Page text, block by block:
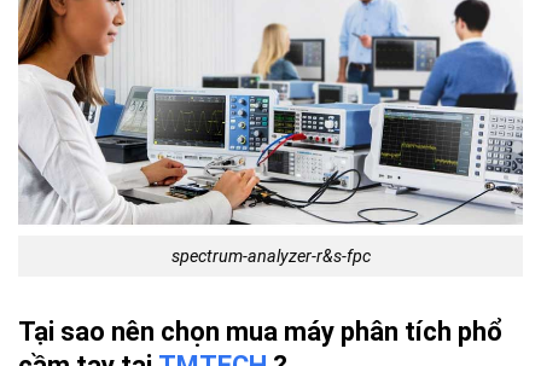
spectrum-analyzer-r&s-fpc
Tại sao nên chọn mua máy phân tích phổ